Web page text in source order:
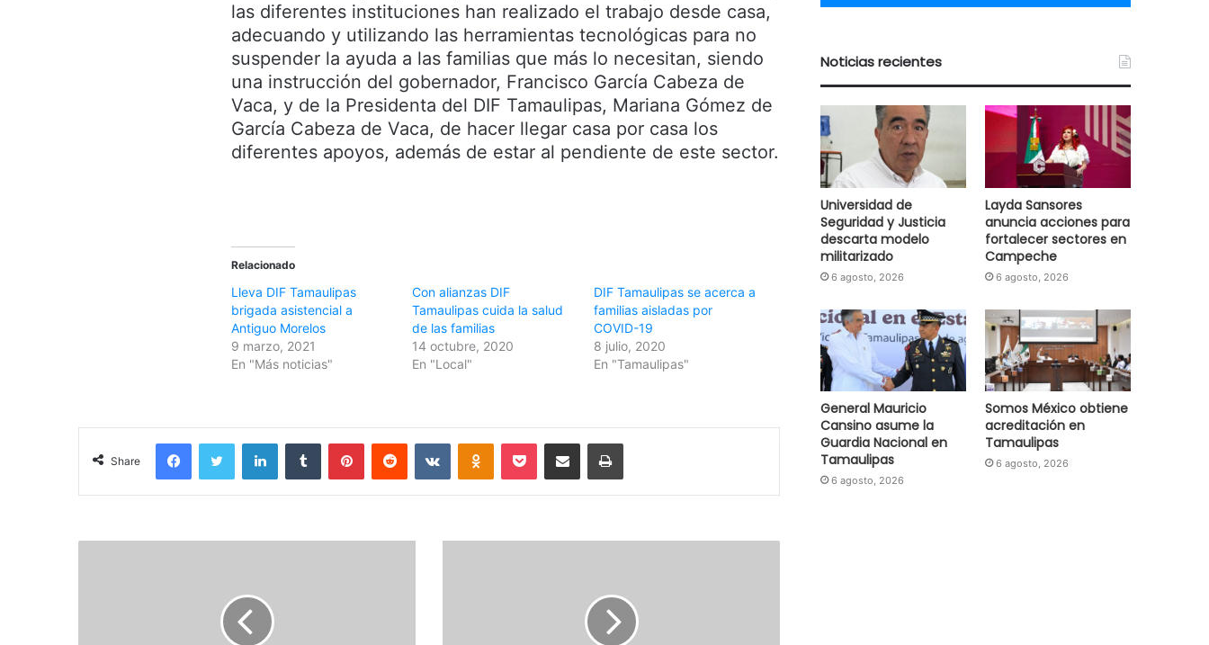
las diferentes instituciones han realizado el trabajo desde casa,
adecuando y utilizando las herramientas tecnológicas para no
suspender la ayuda a las familias que más lo necesitan, siendo
una instrucción del gobernador, Francisco García Cabeza de
Vaca, y de la Presidenta del DIF Tamaulipas, Mariana Gómez de
García Cabeza de Vaca, de hacer llegar casa por casa los
diferentes apoyos, además de estar al pendiente de este sector.
Relacionado
Lleva DIF Tamaulipas
brigada asistencial a
Antiguo Morelos
9 marzo, 2021
En "Más noticias"
Con alianzas DIF
Tamaulipas cuida la salud
de las familias
14 octubre, 2020
En "Local"
DIF Tamaulipas se acerca a
familias aisladas por
COVID-19
8 julio, 2020
En "Tamaulipas"
Share
Noticias recientes
Universidad de
Seguridad y Justicia
descarta modelo
militarizado
6 agosto, 2026
Layda Sansores
anuncia acciones para
fortalecer sectores en
Campeche
6 agosto, 2026
General Mauricio
Cansino asume la
Guardia Nacional en
Tamaulipas
6 agosto, 2026
Somos México obtiene
acreditación en
Tamaulipas
6 agosto, 2026